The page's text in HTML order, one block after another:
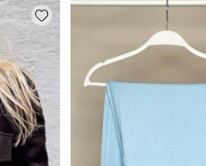
Add wishlist